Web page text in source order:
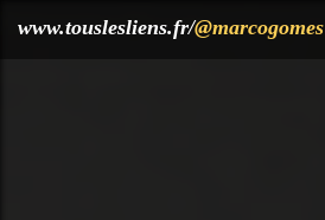
www.touslesliens.fr/@marcogomes